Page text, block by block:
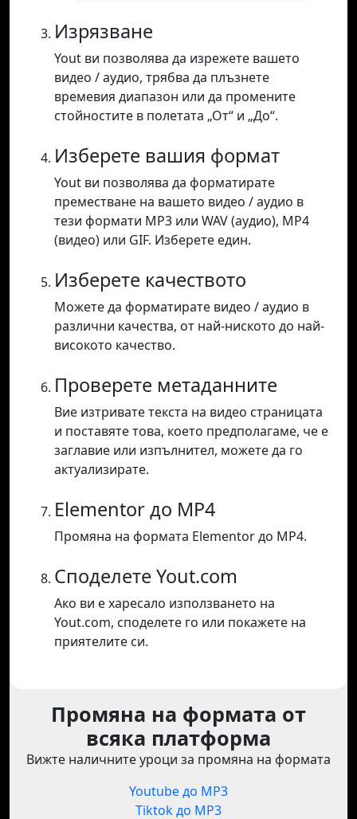
Изрязване
Yout ви позволява да изрежете вашето
видео / аудио, трябва да плъзнете
времевия диапазон или да промените
стойностите в полетата „От“ и „До“.
Изберете вашия формат
Yout ви позволява да форматирате
преместване на вашето видео / аудио в
тези формати MP3 или WAV (аудио), MP4
(видео) или GIF. Изберете един.
Изберете качеството
Можете да форматирате видео / аудио в
различни качества, от най-ниското до най-
високото качество.
Проверете метаданните
Вие изтривате текста на видео страницата
и поставяте това, което предполагаме, че е
заглавие или изпълнител, можете да го
актуализирате.
Elementor до MP4
Промяна на формата Elementor до MP4.
Споделете Yout.com
Ако ви е харесало използването на
Yout.com, споделете го или покажете на
приятелите си.
Промяна на формата от
всяка платформа
Вижте наличните уроци за промяна на формата
Youtube до MP3
Tiktok до MP3